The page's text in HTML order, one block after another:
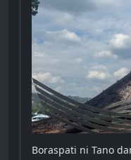
Boraspati ni Tano